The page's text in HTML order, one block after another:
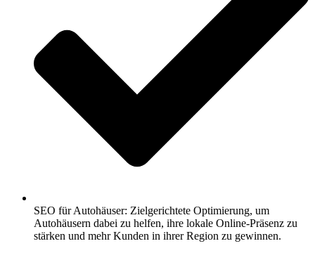
SEO für Autohäuser: Zielgerichtete Optimierung, um
Autohäusern dabei zu helfen, ihre lokale Online-Präsenz zu
stärken und mehr Kunden in ihrer Region zu gewinnen.